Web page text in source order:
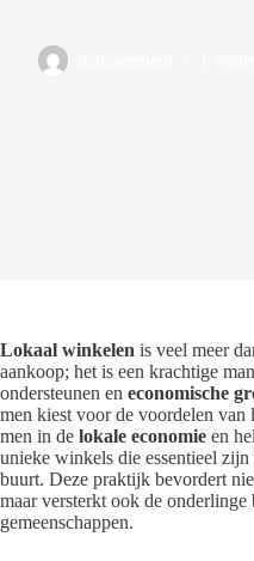
Lokaal winkelen is veel meer
aankoop; het is een krachtige
ondersteunen en economische
men kiest voor de voordelen
men in de lokale economie en
unieke winkels die essentieel
buurt. Deze praktijk bevordert
maar versterkt ook de onderlinge
gemeenschappen.